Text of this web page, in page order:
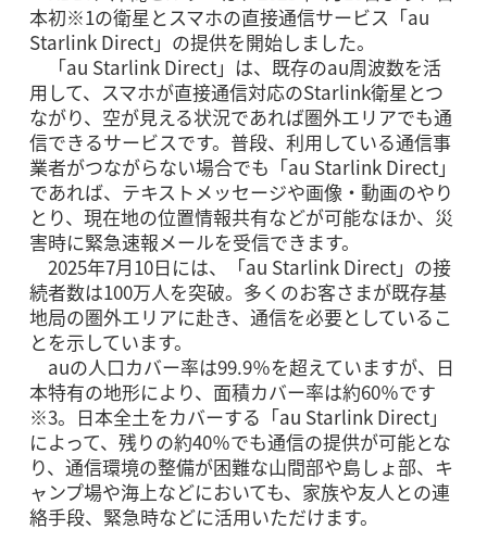
本初※1の衛星とスマホの直接通信サービス「au
Starlink Direct」の提供を開始しました。
「au Starlink Direct」は、既存のau周波数を活
用して、スマホが直接通信対応のStarlink衛星とつ
ながり、空が見える状況であれば圏外エリアでも通
信できるサービスです。普段、利用している通信事
業者がつながらない場合でも「au Starlink Direct」
であれば、テキストメッセージや画像・動画のやり
とり、現在地の位置情報共有などが可能なほか、災
害時に緊急速報メールを受信できます。
2025年7月10日には、「au Starlink Direct」の接
続者数は100万人を突破。多くのお客さまが既存基
地局の圏外エリアに赴き、通信を必要としているこ
とを示しています。
auの人口カバー率は99.9％を超えていますが、日
本特有の地形により、面積カバー率は約60％です
※3。日本全土をカバーする「au Starlink Direct」
によって、残りの約40％でも通信の提供が可能とな
り、通信環境の整備が困難な山間部や島しょ部、キ
ャンプ場や海上などにおいても、家族や友人との連
絡手段、緊急時などに活用いただけます。